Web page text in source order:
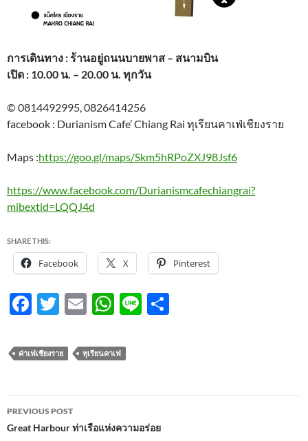
การเดินทาง : ร้านอยู่ถนนบายพาส – สนามบิน
เปิด : 10.00 น. – 20.00 น. ทุกวัน
© 0814492995, 0826414256
facebook : Durianism Cafe’ Chiang Rai ทุเรียนคาเฟ่เชียงราย
Maps :https://goo.gl/maps/Skm5hRPoZXJ98Jsf6
https://www.facebook.com/Durianismcafechiangrai?
mibextid=LQQJ4d
SHARE THIS:
Facebook X Pinterest
F
e
b
o
o
T
itt
er
E
ail
W
at
s
A
Li
ค่าเฟ่เชียงราย ทุเรียนคาเฟ่
Post
navigation
PREVIOUS POST
Great Harbour ท่าเรือแห่งความอร่อย